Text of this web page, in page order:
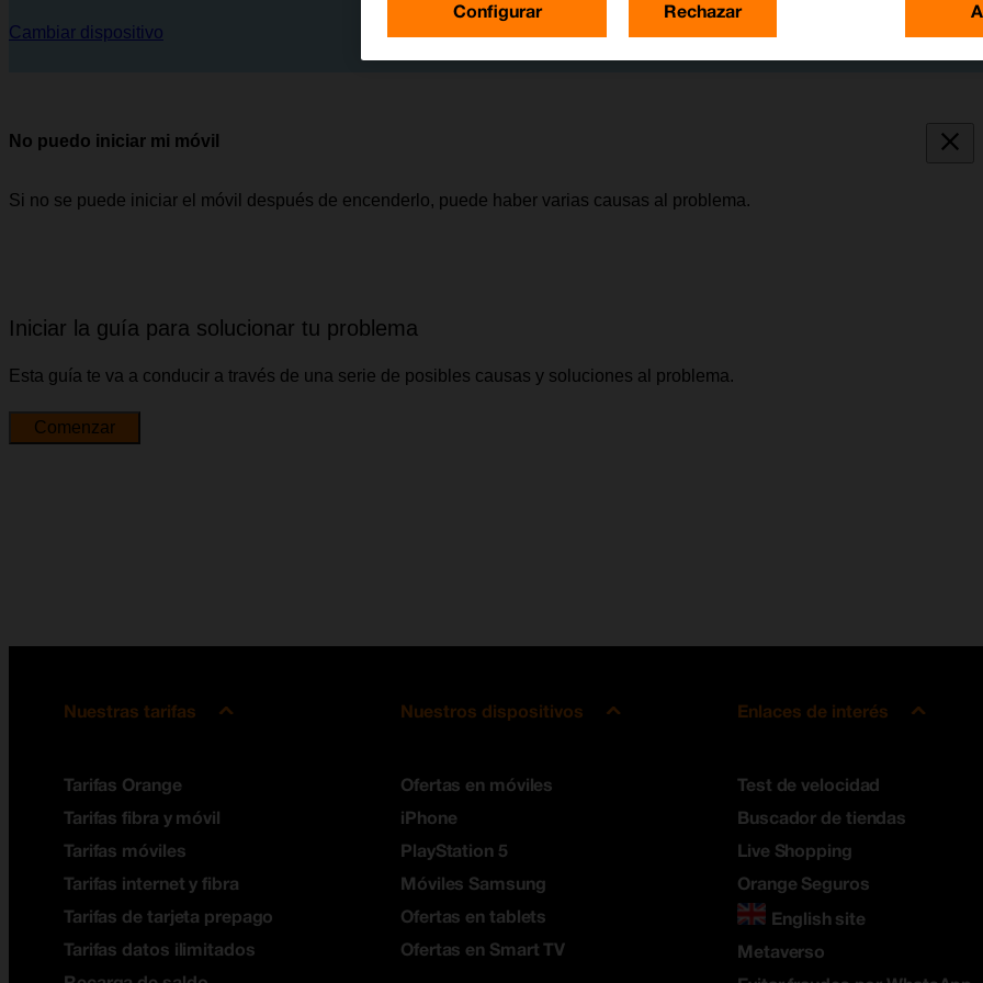
Cambiar dispositivo
No puedo iniciar mi móvil
Si no se puede iniciar el móvil después de encenderlo, puede haber varias causas al problema.
Iniciar la guía para solucionar tu problema
Esta guía te va a conducir a través de una serie de posibles causas y soluciones al problema.
Comenzar
Nuestras tarifas
Tarifas Orange
Tarifas fibra y móvil
Tarifas móviles
Tarifas internet y fibra
Tarifas de tarjeta prepago
Tarifas datos ilimitados
Nuestros dispositivos
Ofertas en móviles
iPhone
PlayStation 5
Móviles Samsung
Ofertas en tablets
Ofertas en Smart TV
Enlaces de interés
Test de velocidad
Buscador de tiendas
Live Shopping
Orange Seguros
English site
Metaverso
Configurar Rechazar